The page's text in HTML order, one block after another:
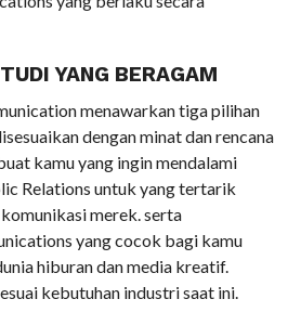
YANG BERAGAM
menawarkan tiga pilihan
dengan minat dan rencana
kamu yang ingin mendalami
Relations untuk yang tertarik
merek. serta
yang cocok bagi kamu
hiburan dan media kreatif.
kebutuhan industri saat ini.